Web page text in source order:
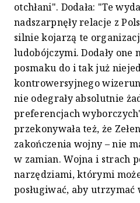
otchłani". Dodała: "Te
nadszarpnęły relacje z
silnie kojarzą te
ludobójczymi. Dodały one
posmaku do i tak już
kontrowersyjnego
nie odegrały absolutnie
preferencjach
przekonywała też, że
zakończenia wojny – nie
w zamian. Wojna i strach
narzędziami, którymi
posługiwać, aby utrzymać